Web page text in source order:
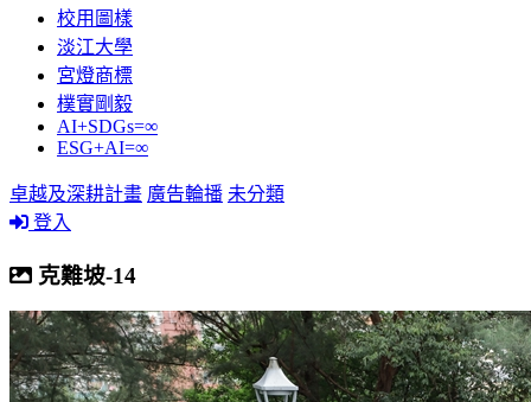
校用圖樣
淡江大學
宮燈商標
樸實剛毅
AI+SDGs=∞
ESG+AI=∞
卓越及深耕計畫 廣告輪播 未分類
登入
克難坡-14